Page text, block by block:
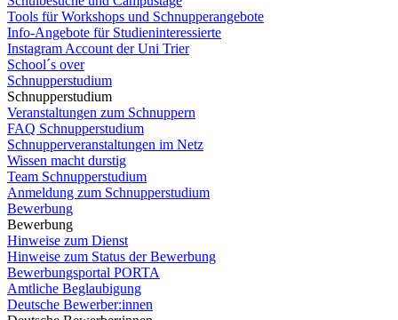
Tools für Workshops und Schnupperangebote
Info-Angebote für Studieninteressierte
Instagram Account der Uni Trier
School´s over
Schnupperstudium
Schnupperstudium
Veranstaltungen zum Schnuppern
FAQ Schnupperstudium
Schnupperveranstaltungen im Netz
Wissen macht durstig
Team Schnupperstudium
Anmeldung zum Schnupperstudium
Bewerbung
Bewerbung
Hinweise zum Dienst
Hinweise zum Status der Bewerbung
Bewerbungsportal PORTA
Amtliche Beglaubigung
Deutsche Bewerber:innen